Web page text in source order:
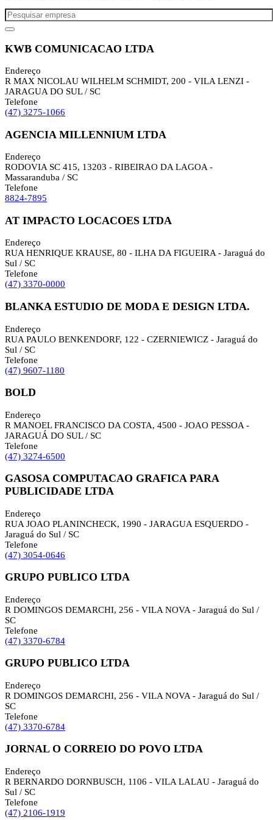
KWB COMUNICACAO LTDA
Endereço
R MAX NICOLAU WILHELM SCHMIDT, 200 - VILA LENZI -
JARAGUA DO SUL / SC
Telefone
(47) 3275-1066
AGENCIA MILLENNIUM LTDA
Endereço
RODOVIA SC 415, 13203 - RIBEIRAO DA LAGOA -
Massaranduba / SC
Telefone
8824-7895
AT IMPACTO LOCACOES LTDA
Endereço
RUA HENRIQUE KRAUSE, 80 - ILHA DA FIGUEIRA - Jaraguá do
Sul / SC
Telefone
(47) 3370-0000
BLANKA ESTUDIO DE MODA E DESIGN LTDA.
Endereço
RUA PAULO BENKENDORF, 122 - CZERNIEWICZ - Jaraguá do
Sul / SC
Telefone
(47) 9607-1180
BOLD
Endereço
R MANOEL FRANCISCO DA COSTA, 4500 - JOAO PESSOA -
JARAGUÁ DO SUL / SC
Telefone
(47) 3274-6500
GASOSA COMPUTACAO GRAFICA PARA
PUBLICIDADE LTDA
Endereço
RUA JOAO PLANINCHECK, 1990 - JARAGUA ESQUERDO -
Jaraguá do Sul / SC
Telefone
(47) 3054-0646
GRUPO PUBLICO LTDA
Endereço
R DOMINGOS DEMARCHI, 256 - VILA NOVA - Jaraguá do Sul /
SC
Telefone
(47) 3370-6784
GRUPO PUBLICO LTDA
Endereço
R DOMINGOS DEMARCHI, 256 - VILA NOVA - Jaraguá do Sul /
SC
Telefone
(47) 3370-6784
JORNAL O CORREIO DO POVO LTDA
Endereço
R BERNARDO DORNBUSCH, 1106 - VILA LALAU - Jaraguá do
Sul / SC
Telefone
(47) 2106-1919